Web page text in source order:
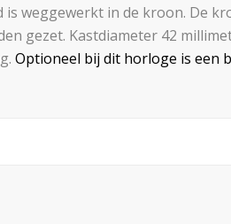
weggewerkt in de kroon. De
gezet. Kastdiameter 42
Optioneel bij dit horloge is een